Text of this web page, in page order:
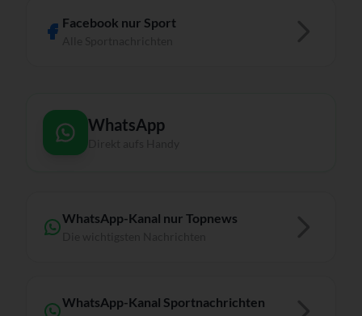
Facebook nur Sport
WhatsApp
WhatsApp-Kanal nur Topnews
WhatsApp-Kanal Sportnachrichten